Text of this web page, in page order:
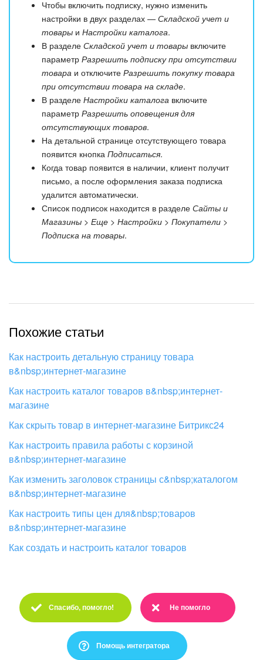
Чтобы включить подписку, нужно изменить
настройки в двух разделах — Складской учет и
товары и Настройки каталога.
В разделе Складской учет и товары включите
параметр Разрешить подписку при отсутствии
товара и отключите Разрешить покупку товара
при отсутствии товара на складе.
В разделе Настройки каталога включите
параметр Разрешить оповещения для
отсутствующих товаров.
На детальной странице отсутствующего товара
появится кнопка Подписаться.
Когда товар появится в наличии, клиент получит
письмо, а после оформления заказа подписка
удалится автоматически.
Список подписок находится в разделе Сайты и
Магазины > Еще > Настройки > Покупатели >
Подписка на товары.
Похожие статьи
Как настроить детальную страницу товара
в&nbsp;интернет-магазине
Как настроить каталог товаров в&nbsp;интернет-
магазине
Как скрыть товар в интернет-магазине Битрикс24
Как настроить правила работы с корзиной
в&nbsp;интернет-магазине
Как изменить заголовок страницы с&nbsp;каталогом
в&nbsp;интернет-магазине
Как настроить типы цен для&nbsp;товаров
в&nbsp;интернет-магазине
Как создать и настроить каталог товаров
Спасибо, помогло!
Спасибо :)
Не помогло
Очень жаль :(
Помощь интегратора